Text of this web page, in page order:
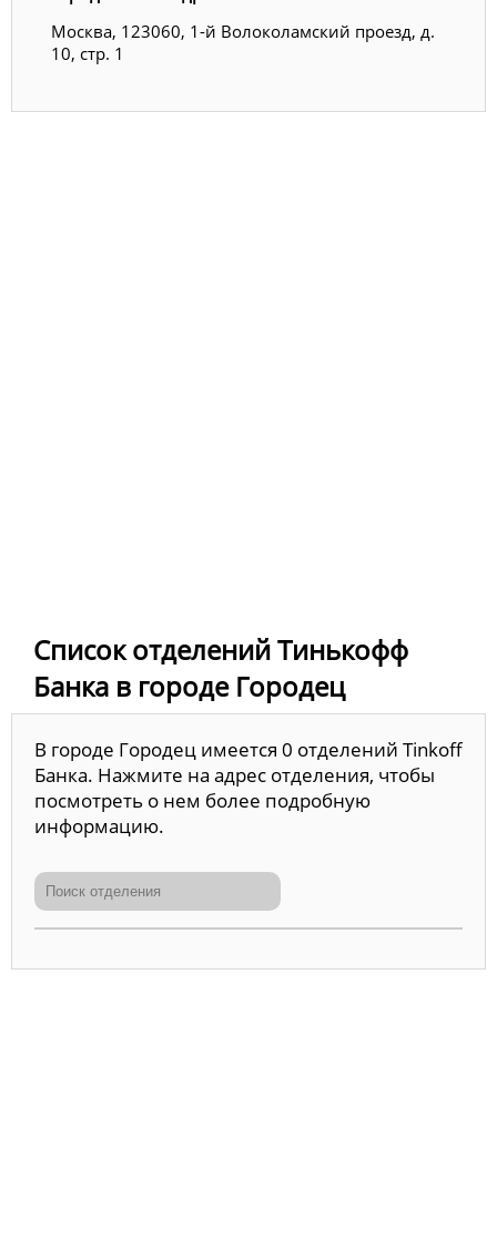
Москва, 123060, 1-й Волоколамский проезд, д.
10, стр. 1
Список отделений Тинькофф
Банка в городе Городец
В городе Городец имеется 0 отделений Tinkoff
Банка. Нажмите на адрес отделения, чтобы
посмотреть о нем более подробную
информацию.